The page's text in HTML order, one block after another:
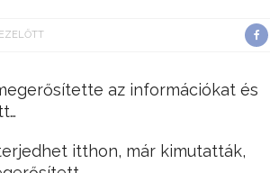
az információkat és
itthon, már kimutatták,